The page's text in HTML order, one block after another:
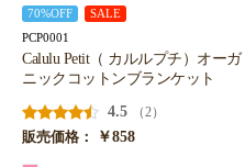
70%OFF SALE
PCP0001
Calulu Petit（ カルルプチ）オーガ
ニックコットンブランケット
4.5
（2）
販売価格：
￥858